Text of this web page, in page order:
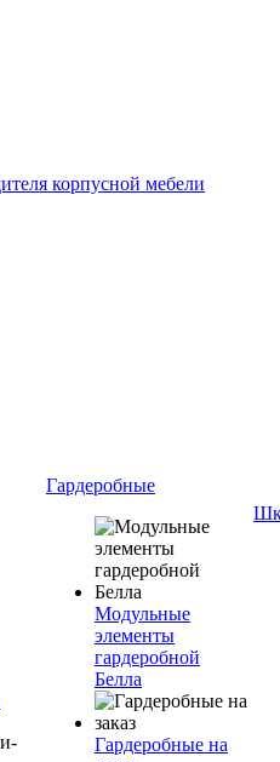
Гардеробные
Модульные
элементы
гардеробной
Белла
Гардеробные на